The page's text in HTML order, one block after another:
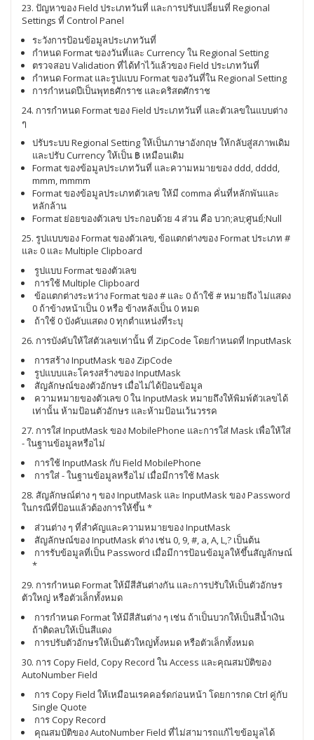
23. ปัญหาของ Field ประเภทวันที่ และการปรับเปลี่ยนที่ Regional
Settings ที่ Control Panel
ระวังการป้อนข้อมูลประเภทวันที่
กำหนด Format ของวันที่และ Currency ใน Regional Setting
ตรวจสอบ Validation ที่ได้ทำไว้แล้วของ Field ประเภทวันที่
กำหนด Format และรูปแบบ Format ของวันที่ใน Regional Setting
การกำหนดปีเป็นพุทธศักราช และคริสตศักราช
24. การกำหนด Format ของ Field ประเภทวันที่ และตัวเลขในแบบต่าง
ๆ
ปรับระบบ Regional Setting ให้เป็นภาษาอังกฤษ ให้กลับสู่สภาพเดิม
และปรับ Currency ให้เป็น ฿ เหมือนเดิม
Format ของข้อมูลประเภทวันที่ และความหมายของ ddd, dddd,
mmm, mmmm
Format ของข้อมูลประเภทตัวเลข ให้มี comma คั่นที่หลักพันและ
หลักล้าน
Format ย่อยของตัวเลข ประกอบด้วย 4 ส่วน คือ บวก;ลบ;ศูนย์;Null
25. รูปแบบของ Format ของตัวเลข, ข้อแตกต่างของ Format ประเภท #
และ 0 และ Multiple Clipboard
รูปแบบ Format ของตัวเลข
การใช้ Multiple Clipboard
ข้อแตกต่างระหว่าง Format ของ # และ 0 ถ้าใช้ # หมายถึง ไม่แสดง
0 ถ้าข้างหน้าเป็น 0 หรือ ข้างหลังเป็น 0 หมด
ถ้าใช้ 0 บังคับแสดง 0 ทุกตำแหน่งที่ระบุ
26. การบังคับให้ใส่ตัวเลขเท่านั้น ที่ ZipCode โดยกำหนดที่ InputMask
การสร้าง InputMask ของ ZipCode
รูปแบบและโครงสร้างของ InputMask
สัญลักษณ์ของตัวอักษร เมื่อไม่ได้ป้อนข้อมูล
ความหมายของตัวเลข 0 ใน InputMask หมายถึงให้พิมพ์ตัวเลขได้
เท่านั้น ห้ามป้อนตัวอักษร และห้ามป้อนเว้นวรรค
27. การใส่ InputMask ของ MobilePhone และการใส่ Mask เพื่อให้ใส่
- ในฐานข้อมูลหรือไม่
การใช้ InputMask กับ Field MobilePhone
การใส่ - ในฐานข้อมูลหรือไม่ เมื่อมีการใช้ Mask
28. สัญลักษณ์ต่าง ๆ ของ InputMask และ InputMask ของ Password
ในกรณีที่ป้อนแล้วต้องการให้ขึ้น *
ส่วนต่าง ๆ ที่สำคัญและความหมายของ InputMask
สัญลักษณ์ของ InputMask ต่าง เช่น 0, 9, #, a, A, L,? เป็นต้น
การรับข้อมูลที่เป็น Password เมื่อมีการป้อนข้อมูลให้ขึ้นสัญลักษณ์
*
29. การกำหนด Format ให้มีสีสันต่างกัน และการปรับให้เป็นตัวอักษร
ตัวใหญ่ หรือตัวเล็กทั้งหมด
การกำหนด Format ให้มีสีสันต่าง ๆ เช่น ถ้าเป็นบวกให้เป็นสีน้ำเงิน
ถ้าติดลบให้เป็นสีแดง
การปรับตัวอักษรให้เป็นตัวใหญ่ทั้งหมด หรือตัวเล็กทั้งหมด
30. การ Copy Field, Copy Record ใน Access และคุณสมบัติของ
AutoNumber Field
การ Copy Field ให้เหมือนเรคคอร์ดก่อนหน้า โดยการกด Ctrl คู่กับ
Single Quote
การ Copy Record
คุณสมบัติของ AutoNumber Field ที่ไม่สามารถแก้ไขข้อมูลได้